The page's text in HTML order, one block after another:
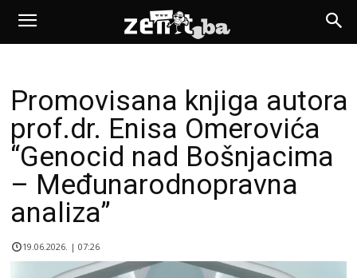
Promovisana knjiga autora
prof.dr. Enisa Omerovića
“Genocid nad Bošnjacima
– Međunarodnopravna
analiza”
19.06.2026. | 07:26